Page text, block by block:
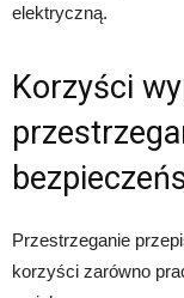
elektryczną.
Korzyści
Przestrzeganie
korzyści zarówno